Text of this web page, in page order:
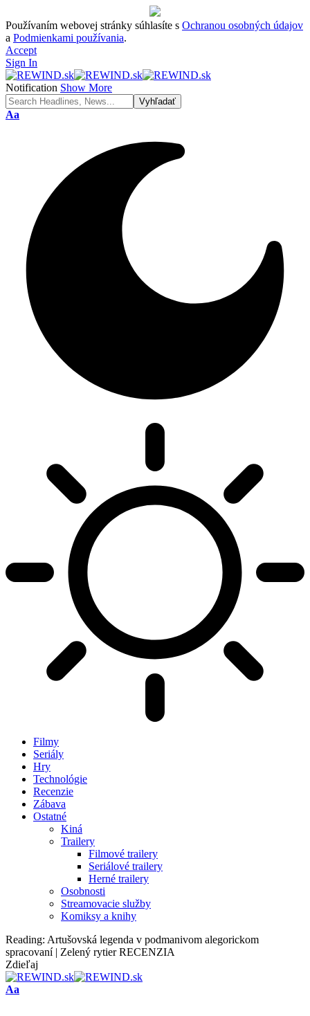
Používaním webovej stránky súhlasíte s Ochranou osobných údajov
a Podmienkami používania.
Accept
Sign In
Notification Show More
Font
Aa
Filmy
Seriály
Hry
Technológie
Recenzie
Zábava
Ostatné
Kiná
Trailery
Filmové trailery
Seriálové trailery
Herné trailery
Osobnosti
Streamovacie služby
Komiksy a knihy
Reading: Artušovská legenda v podmanivom alegorickom
spracovaní | Zelený rytier RECENZIA
Zdieľaj
Font
Aa